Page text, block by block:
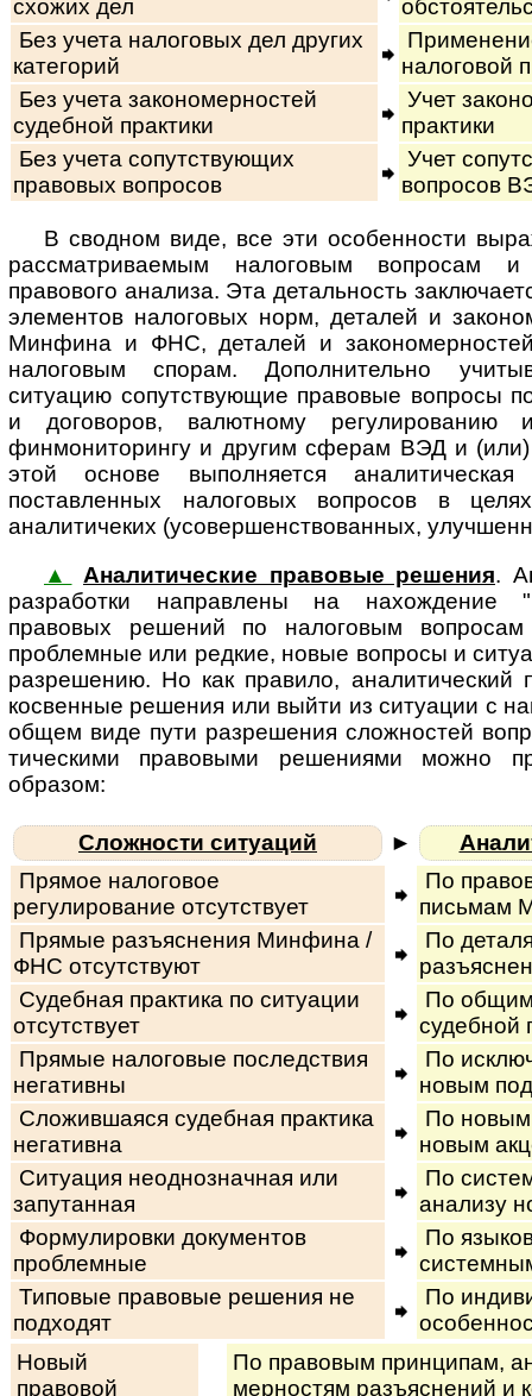
схожих дел
Без учета налоговых дел других
категорий
налоговой
Без учета закономерностей
судебной практики
Учет
практики
Без учета сопутствующих
правовых вопросов
Учет
вопросов
В сводном виде, все эти особенности
рассматриваемым налоговым вопросам и
правового анализа. Эта детальность
элементов налоговых норм, деталей и
Минфина и ФНС, деталей и
налоговым спорам. Дополнительно
ситуацию сопутствующие правовые вопросы
и договоров, валютному регулированию
финмониторингу и другим сферам ВЭД и
этой основе выполняется аналитическая
поставленных налоговых вопросов в
аналитичеких (усовершенствованных,
▲
Аналитические правовые решения.
раз­ра­бот­ки на­п­рав­ле­ны на на­хож­де­ние
правовых решений по налоговым
проблемные или редкие, новые вопросы и
разрешению. Но как правило, аналитический
косвенные решения или выйти из ситуации с
общем виде пути разрешения сложностей
ти­чес­ки­ми правовыми решениями можно
образом:
Сложности ситуаций ►
Прямое налоговое
регулирование отсутствует
По
письмам
Прямые разъяснения Минфина /
ФНС отсутствуют
По
Судебная практика по ситуации
отсутствует
По общим
судебной
Прямые налоговые последствия
негативны
По
новым
Сложившаяся судебная практика
негативна
По новым
новым
Ситуация неоднозначная или
запутанная
По
анализу
Формулировки документов
проблемные
По
Типовые правовые решения не
подходят
По
Новый
правовой
По правовым принципам,
мер­нос­тям разъ­яс­не­ний и